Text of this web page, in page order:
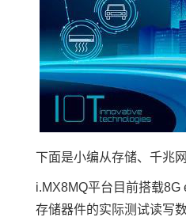
下面是小编从存储、千兆网
i.MX8MQ平台目前搭载
存储器件的实际测试读写数